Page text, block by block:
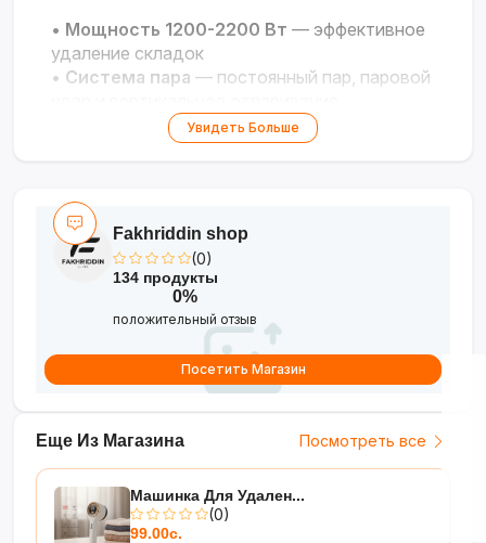
• Мощность 1200-2200 Вт — эффективное
удаление складок
• Система пара — постоянный пар, паровой
Антипригарная подошва— лёгкое
скольжение и защита тканей
без долива
• Безопасность
защита от накипи
Профессиональный результат для
безупречного вида одежды!
Увидеть Больше
Еще Из Магазина Посмотреть все
Машинка Для Удален...
(0)
99.00с.
Fakhriddin shop
(0)
134 продукты
0%
положительный отзыв
Посетить Магазин